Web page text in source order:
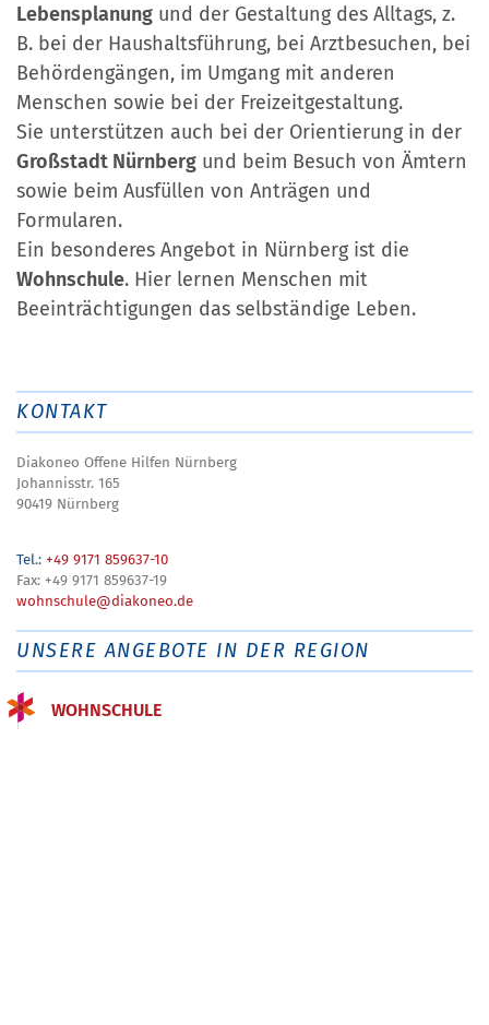
Lebensplanung und der Gestaltung des Alltags, z.
B. bei der Haushaltsführung, bei Arztbesuchen, bei
Behördengängen, im Umgang mit anderen
Menschen sowie bei der Freizeitgestaltung.
Sie unterstützen auch bei der Orientierung in der
Großstadt Nürnberg und beim Besuch von Ämtern
sowie beim Ausfüllen von Anträgen und
Formularen.
Ein besonderes Angebot in Nürnberg ist die
Wohnschule. Hier lernen Menschen mit
Beeinträchtigungen das selbständige Leben.
KONTAKT
Diakoneo Offene Hilfen Nürnberg
Johannisstr. 165
90419 Nürnberg
Tel.: +49 9171 859637-10
Fax: +49 9171 859637-19
wohnschule@diakoneo.de
UNSERE ANGEBOTE IN DER REGION
WOHNSCHULE